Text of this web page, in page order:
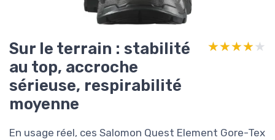
Sur le terrain : stabilité
au top, accroche
sérieuse, respirabilité
moyenne
★★★★★
★★★★★
En usage réel, ces Salomon Quest Element Gore-Tex